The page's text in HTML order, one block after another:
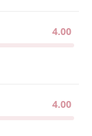
4.00
4.00